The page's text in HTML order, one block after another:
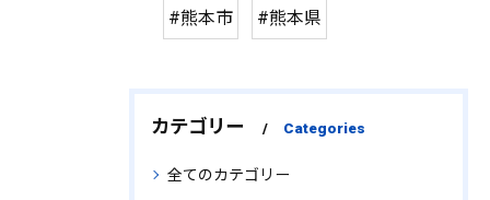
#熊本市 #熊本県
カテゴリー Categories
全てのカテゴリー